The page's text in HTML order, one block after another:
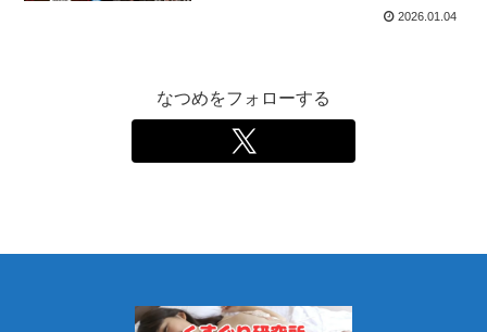
2026.01.04
なつめをフォローする